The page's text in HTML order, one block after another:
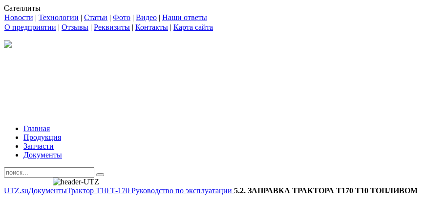
Сателлиты
Новости | Технологии | Статьи | Фото | Видео | Наши ответы
О предприятии | Отзывы | Реквизиты | Контакты | Карта сайта
Главная
Продукция
Запчасти
Документы
UTZ.suДокументыТрактор Т10 Т-170 Руководство по эксплуатации 5.2. ЗАПРАВКА ТРАКТОРА Т170 Т10 ТОПЛИВОМ